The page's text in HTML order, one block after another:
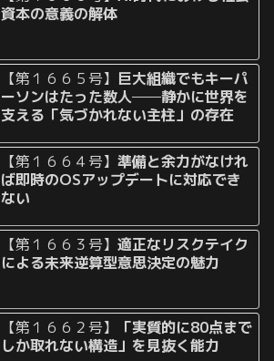
資本の意義の解体
【第１６６５号】 巨大組織でもキーパ
ーソンはたった数人──静かに世界を
支える「気づかれない主柱」の存在
【第１６６４号】準備と余力がなけれ
ば即時のOSアップデートに対応でき
ない
【第１６６３号】適正なリスクテイク
による未来逆算型意思決定の魅力
【第１６６２号】
「実質的に80点まで
しか取れない構造」を見抜く能力